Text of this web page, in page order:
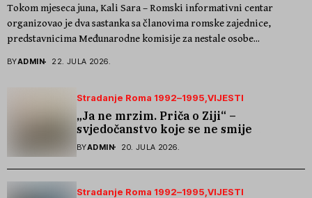
Tokom mjeseca juna, Kali Sara – Romski informativni centar
organizovao je dva sastanka sa članovima romske zajednice,
predstavnicima Međunarodne komisije za nestale osobe...
BYADMIN 22. JULA 2026.
Stradanje Roma 1992–1995 VIJESTI
„Ja ne mrzim. Priča o Ziji“ –
svjedočanstvo koje se ne smije
zaboraviti
BYADMIN 20. JULA 2026.
Stradanje Roma 1992–1995 VIJESTI